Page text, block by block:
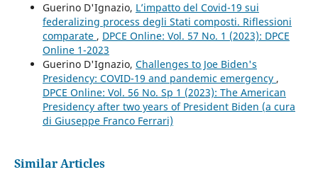
Guerino D'Ignazio, L’impatto del Covid-19 sui
federalizing process degli Stati composti. Riflessioni
comparate , DPCE Online: Vol. 57 No. 1 (2023): DPCE
Online 1-2023
Guerino D'Ignazio, Challenges to Joe Biden's
Presidency: COVID-19 and pandemic emergency ,
DPCE Online: Vol. 56 No. Sp 1 (2023): The American
Presidency after two years of President Biden (a cura
di Giuseppe Franco Ferrari)
Similar Articles